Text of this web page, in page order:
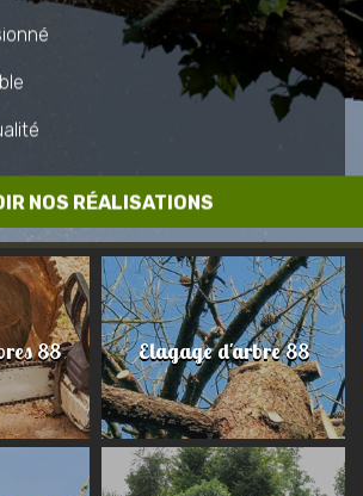
NOS RÉALISATIONS
88 Elagage d'arbre 88